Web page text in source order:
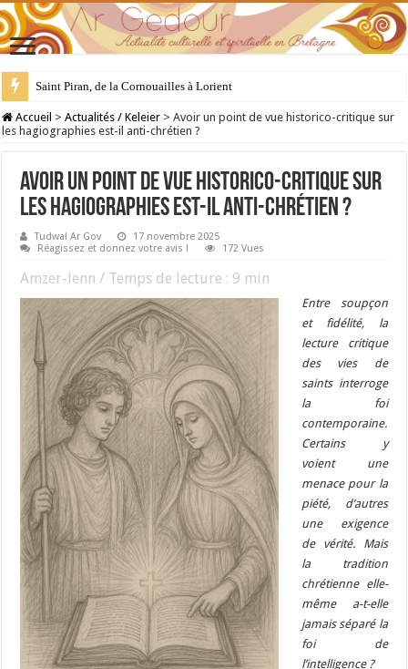
28 juillet : Saint Samson de Dol, père de la Bretagne chrétienne
Accueil > Actualités / Keleier > Avoir un point de vue historico-critique sur
les hagiographies est-il anti-chrétien ?
Avoir un point de vue historico-critique sur
les hagiographies est-il anti-chrétien ?
Tudwal Ar Gov
17 novembre 2025
Réagissez et donnez votre avis !
172 Vues
Amzer-lenn / Temps de lecture : 9 min
Entre soupçon
et fidélité, la
lecture critique
des vies de
saints interroge
la foi
contemporaine.
Certains y
voient une
menace pour la
piété, d’autres
une exigence
de vérité. Mais
la tradition
chrétienne elle-
même a-t-elle
jamais séparé la
foi de
l’intelligence ?